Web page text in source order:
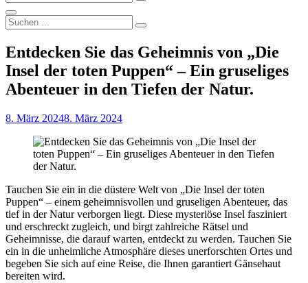
for:
Search
Search
Search
for:
Search
Entdecken Sie das Geheimnis von „Die
Insel der toten Puppen“ – Ein gruseliges
Abenteuer in den Tiefen der Natur.
Posted
8. März 20248. März 2024
Tauchen Sie ein in die düstere Welt von „Die Insel der toten
Puppen“ – einem geheimnisvollen und gruseligen Abenteuer, das
tief in der Natur verborgen liegt. Diese mysteriöse Insel fasziniert
und erschreckt zugleich, und birgt zahlreiche Rätsel und
Geheimnisse, die darauf warten, entdeckt zu werden. Tauchen Sie
ein in die unheimliche Atmosphäre dieses unerforschten Ortes und
begeben Sie sich auf eine Reise, die Ihnen garantiert Gänsehaut
bereiten wird.